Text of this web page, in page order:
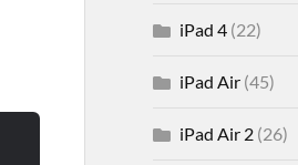
iPad 4(22)
iPad Air(45)
iPad Air 2(26)